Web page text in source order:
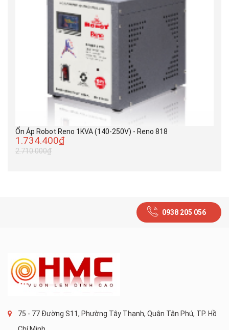
Ổn Áp Robot Reno 1KVA (140-250V) - Reno 818
1.734.400₫
2.710.000₫
0938 205 056
75 - 77 Đường S11, Phường Tây Thạnh, Quận Tân Phú, TP. Hồ